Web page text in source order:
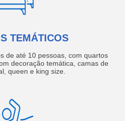
TEMÁTICOS
de até 10 pessoas, com quartos
decoração temática, camas de
queen e king size.